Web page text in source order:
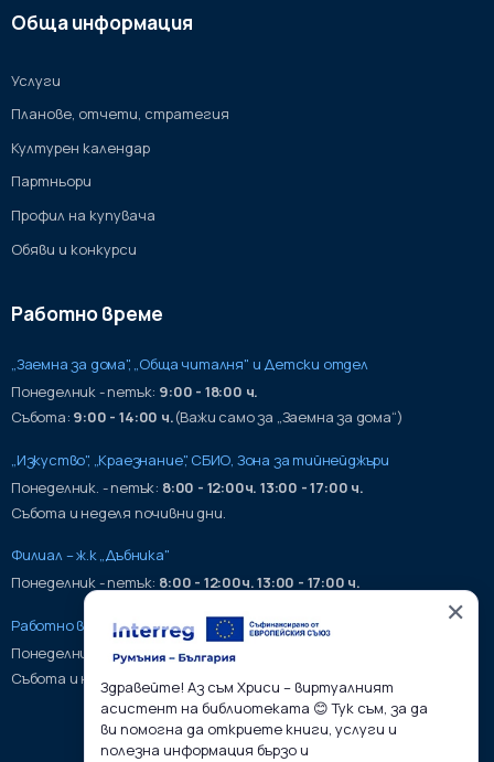
Обща информация
Услуги
Планове, отчети, стратегия
Културен календар
Партньори
Профил на купувача
Обяви и конкурси
Работно време
„Заемна за дома", „Обща читалня" и Детски отдел
Понеделник - петък: 9:00 - 18:00 ч.
Събота: 9:00 - 14:00 ч.(Важи само за „Заемна за дома“)
„Изкуство", „Краезнание", СБИО, Зона за тийнейджъри
Понеделник. - петък: 8:00 - 12:00ч. 13:00 - 17:00 ч.
Събота и неделя почивни дни.
Филиал – ж.к „Дъбника"
Понеделник - петък: 8:00 - 12:00ч. 13:00 - 17:00 ч.
Работно време на хранилища:
Понеделник - петък:9:00 - 17:00ч.
Събота и неделя почивни дни.
✕
Здравейте! Аз съм Хриси – виртуалният
асистент на библиотеката 😊 Тук съм, за да
ви помогна да откриете книги, услуги и
полезна информация бързо и